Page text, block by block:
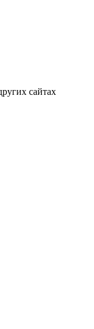
сайтах